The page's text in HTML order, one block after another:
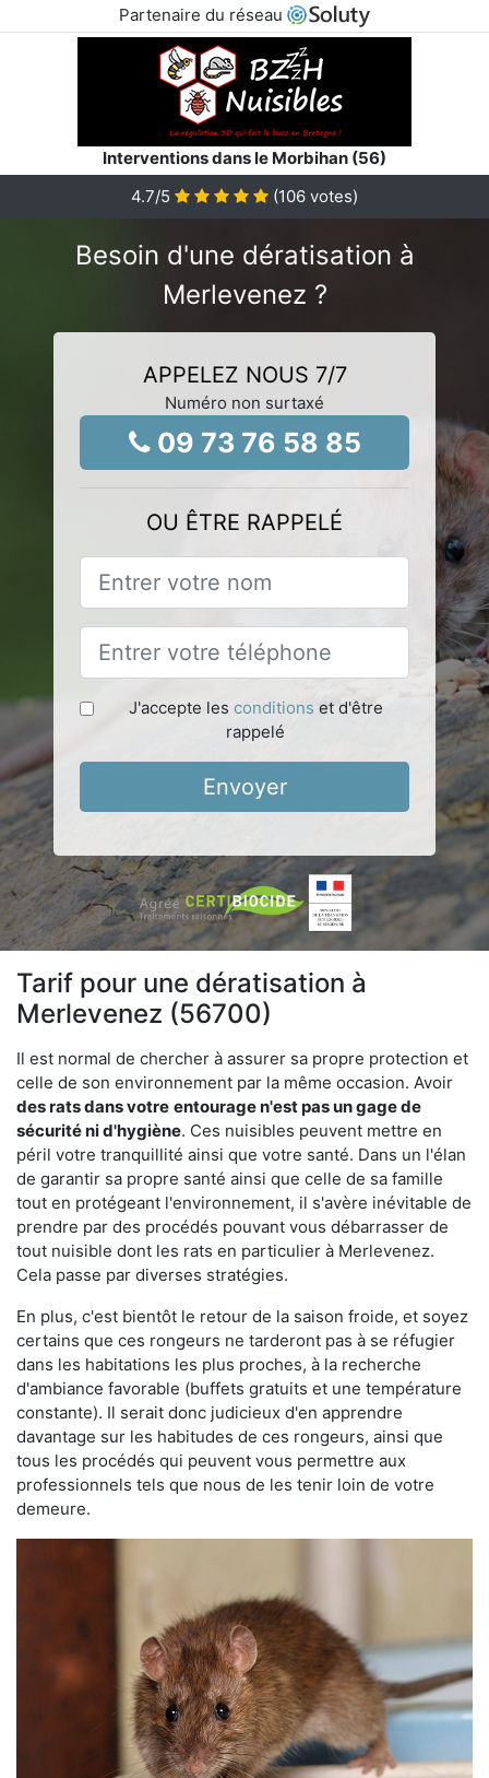
Partenaire du réseau
Interventions dans le Morbihan (56)
4.7/5 (106 votes)
Besoin d'une dératisation à
Merlevenez ?
APPELEZ NOUS 7/7
Numéro non surtaxé
09 73 76 58 85
OU ÊTRE RAPPELÉ
J'accepte les conditions et d'être
rappelé
Envoyer
Tarif pour une dératisation à
Merlevenez (56700)
Il est normal de chercher à assurer sa propre protection et
celle de son environnement par la même occasion. Avoir
des rats dans votre entourage n'est pas un gage de
sécurité ni d'hygiène. Ces nuisibles peuvent mettre en
péril votre tranquillité ainsi que votre santé. Dans un l'élan
de garantir sa propre santé ainsi que celle de sa famille
tout en protégeant l'environnement, il s'avère inévitable de
prendre par des procédés pouvant vous débarrasser de
tout nuisible dont les rats en particulier à Merlevenez.
Cela passe par diverses stratégies.
En plus, c'est bientôt le retour de la saison froide, et soyez
certains que ces rongeurs ne tarderont pas à se réfugier
dans les habitations les plus proches, à la recherche
d'ambiance favorable (buffets gratuits et une température
constante). Il serait donc judicieux d'en apprendre
davantage sur les habitudes de ces rongeurs, ainsi que
tous les procédés qui peuvent vous permettre aux
professionnels tels que nous de les tenir loin de votre
demeure.